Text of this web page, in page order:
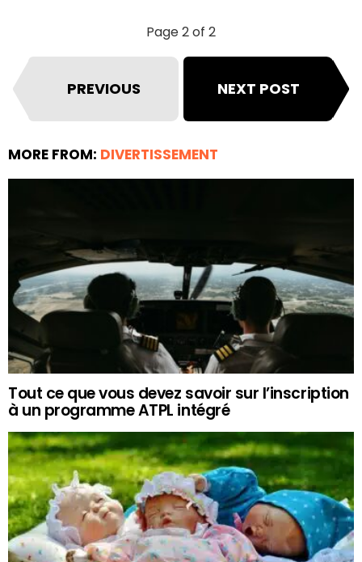
Page 2 of 2
PREVIOUS NEXT POST
MORE FROM: DIVERTISSEMENT
Tout ce que vous devez savoir sur l’inscription
à un programme ATPL intégré